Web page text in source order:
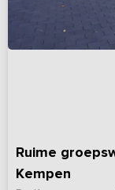
Ruime
Kempen